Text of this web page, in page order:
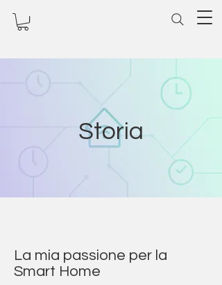
Storia
La mia passione per la
Smart Home